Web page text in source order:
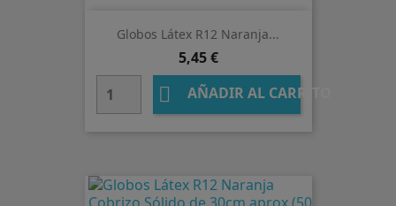
Globos Látex R12 Naranja...
Precio
5,45 €
 AÑADIR AL CARRITO